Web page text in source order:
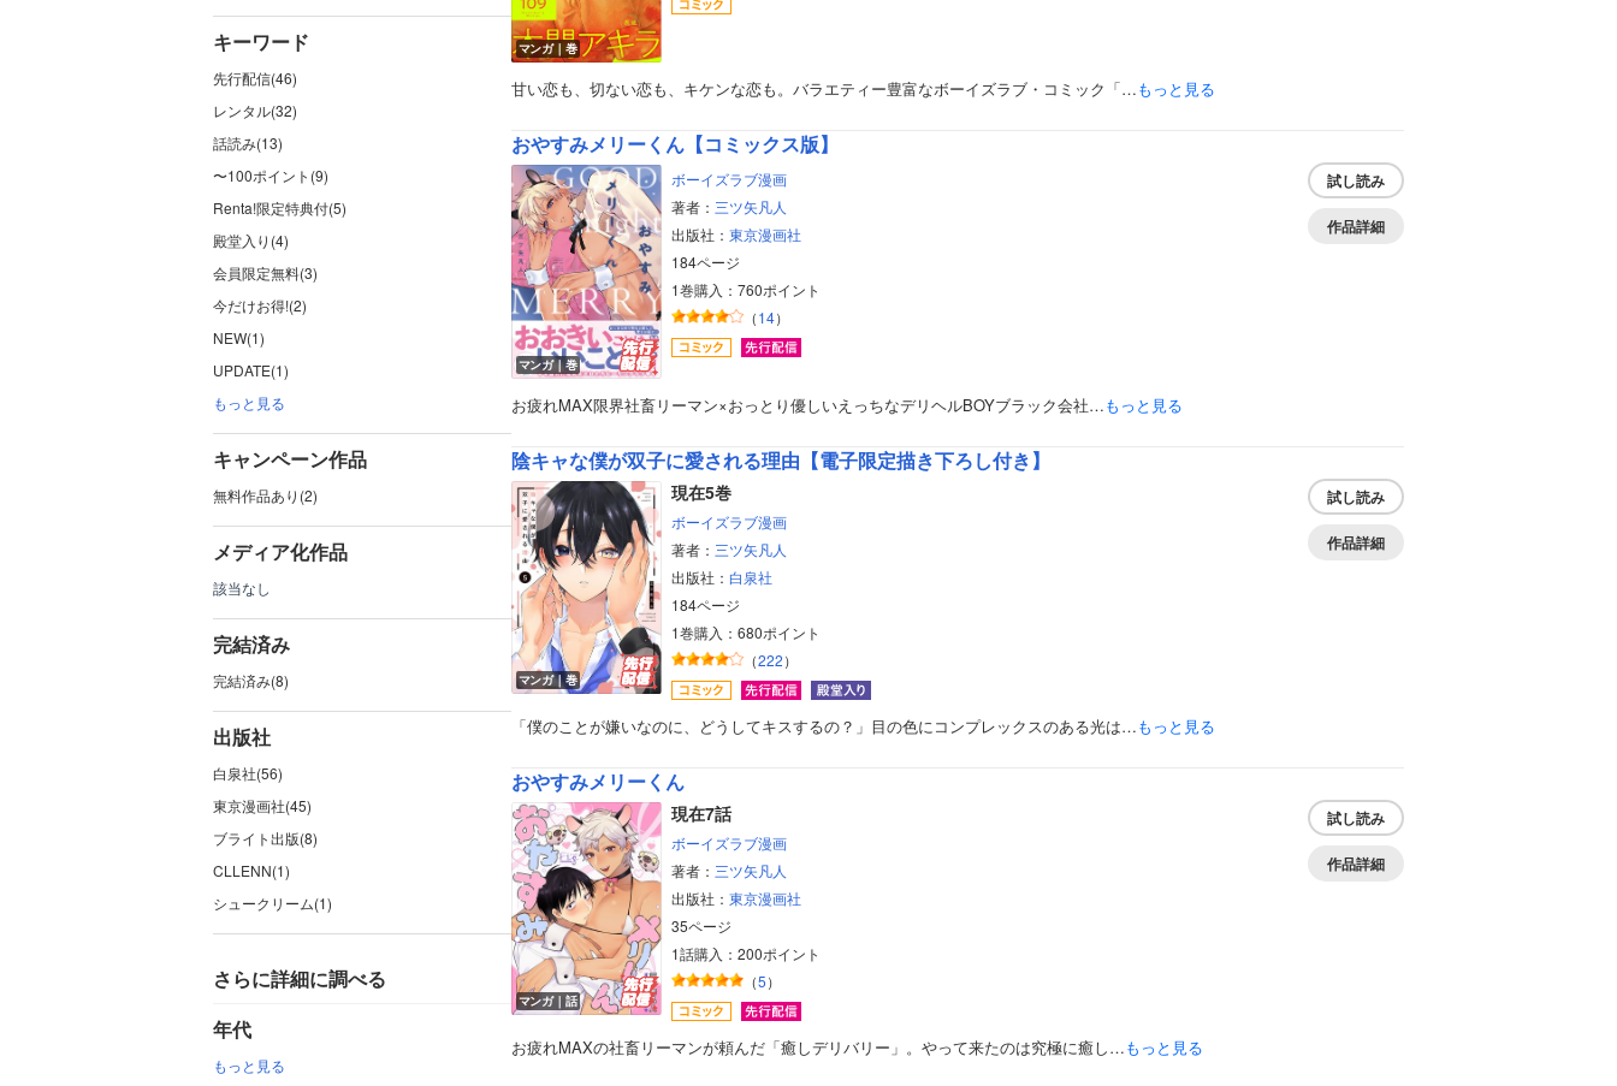
キーワード
先行配信(46)
レンタル(32)
話読み(13)
〜100ポイント(9)
Renta!限定特典付(5)
殿堂入り(4)
会員限定無料(3)
今だけお得!(2)
NEW(1)
UPDATE(1)
もっと見る
キャンペーン作品
無料作品あり(2)
メディア化作品
該当なし
完結済み
完結済み(8)
出版社
白泉社(56)
東京漫画社(45)
ブライト出版(8)
CLLENN(1)
シュークリーム(1)
さらに詳細に調べる
年代
もっと見る
マンガ｜巻
甘い恋も、切ない恋も、キケンな恋も。バラエティー豊富なボーイズラブ・コミック「…もっと見る
おやすみメリーくん【コミックス版】
マンガ｜巻
ボーイズラブ漫画
著者： 三ツ矢凡人
出版社： 東京漫画社
184ページ
1巻購入：760ポイント
（14）
試し読み
作品詳細
お疲れMAX限界社畜リーマン×おっとり優しいえっちなデリヘルBOYブラック会社…もっと見る
陰キャな僕が双子に愛される理由【電子限定描き下ろし付き】
マンガ｜巻
現在5巻
ボーイズラブ漫画
著者： 三ツ矢凡人
出版社： 白泉社
184ページ
1巻購入：680ポイント
（222）
試し読み
作品詳細
「僕のことが嫌いなのに、どうしてキスするの？」目の色にコンプレックスのある光は…もっと見る
おやすみメリーくん
マンガ｜話
現在7話
ボーイズラブ漫画
著者： 三ツ矢凡人
出版社： 東京漫画社
35ページ
1話購入：200ポイント
（5）
試し読み
作品詳細
お疲れMAXの社畜リーマンが頼んだ「癒しデリバリー」。やって来たのは究極に癒し…もっと見る